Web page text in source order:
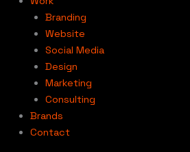
Branding
Website
Social Media
Design
Marketing
Consulting
Brands
Contact